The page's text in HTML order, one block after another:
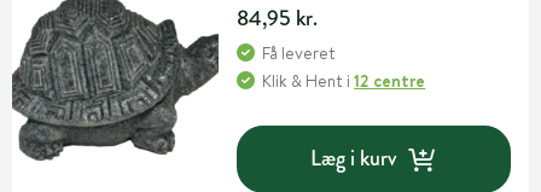
84,95 kr.
Få leveret
Klik & Hent i12 centre
Læg i kurv